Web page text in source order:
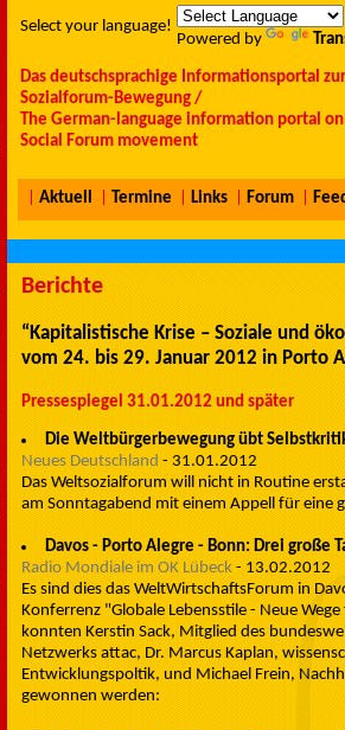
Select your language!
Powered by
Das deutschsprachige Informationsportal
Sozialforum-Bewegung /
The German-language information portal
Social Forum movement
Aktuell Termine Links Forum
Berichte
“Kapitalistische Krise – Soziale und
vom 24. bis 29. Januar 2012 in Porto
Pressespiegel 31.01.2012 und später
Die Weltbürgerbewegung übt
Neues Deutschland - ‎31.01.2012‎
Das Weltsozialforum will nicht in Routine
am Sonntagabend mit einem Appell für eine
Davos - Porto Alegre - Bonn: Drei große
Radio Mondiale im OK Lübeck - ‎13.02.2012‎
Es sind dies das WeltWirtschaftsForum in
Konferrenz "Globale Lebensstile - Neue
konnten Kerstin Sack, Mitglied des
Netzwerks attac, Dr. Marcus Kaplan,
Entwicklungspoltik, und Michael Frein,
gewonnen werden: